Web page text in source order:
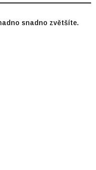
snadno zvětšíte.